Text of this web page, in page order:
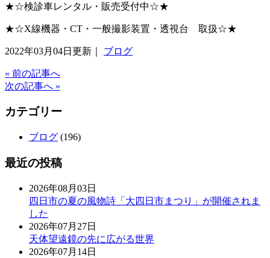
★☆検診車レンタル・販売受付中☆★
★☆X線機器・CT・一般撮影装置・透視台 取扱☆★
2022年03月04日更新｜ ブログ
« 前の記事へ
次の記事へ »
カテゴリー
ブログ (196)
最近の投稿
2026年08月03日
四日市の夏の風物詩「大四日市まつり」が開催されま
した
2026年07月27日
天体望遠鏡の先に広がる世界
2026年07月14日